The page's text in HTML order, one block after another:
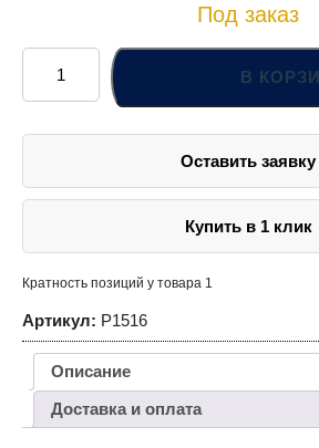
Под заказ
Количество
товара
P1516
Щипцы
зачистки
рукоятки,
В
Оставить заявку
Купить в 1 клик
Кратность позиций у товара 1
Артикул: P1516
Описание
Доставка и оплата